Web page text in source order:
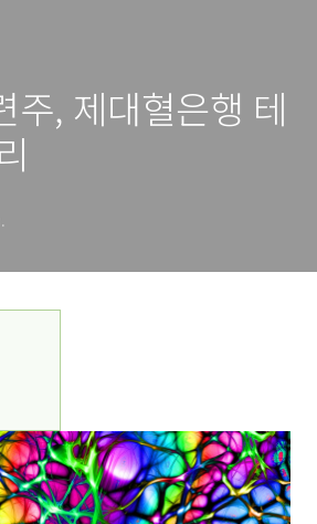
주, 제대혈은행 테